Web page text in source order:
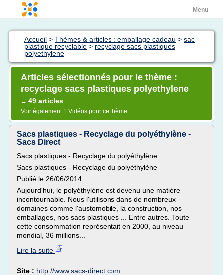
Menu
Accueil > Thèmes & articles : emballage cadeau > sac
plastique recyclable > recyclage sacs plastiques
polyethylene
Articles sélectionnés pour le thème :
recyclage sacs plastiques polyethylene
→ 49 articles
Voir également 1 Vidéos pour ce thème
Sacs plastiques - Recyclage du polyéthylène -
Sacs Direct
Sacs plastiques - Recyclage du polyéthylène
Sacs plastiques - Recyclage du polyéthylène
Publié le 26/06/2014
Aujourd'hui, le polyéthylène est devenu une matière
incontournable. Nous l'utilisons dans de nombreux
domaines comme l'austomobile, la construction, nos
emballages, nos sacs plastiques ... Entre autres. Toute
cette consommation représentait en 2000, au niveau
mondial, 36 millions...
Lire la suite
Site : http://www.sacs-direct.com